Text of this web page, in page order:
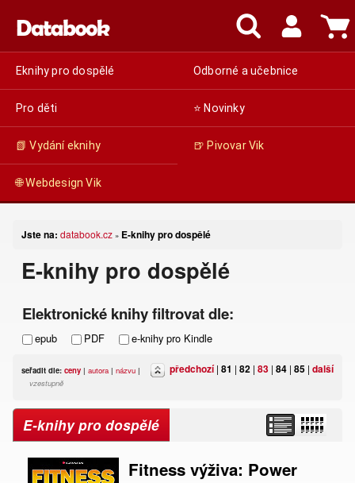
Eknihy pro dospělé Odborné a učebnice
Pro děti ⭐ Novinky
📗 Vydání eknihy 🍺 Pivovar Vik
🌐 Webdesign Vik
Jste na: databook.cz » E-knihy pro dospělé
E-knihy pro dospělé
Elektronické knihy filtrovat dle:
epub PDF e-knihy pro Kindle
předchozí| 81 | 82 | 83 | 84 | 85 | další
seřadit dle: ceny | autora | názvu |
vzestupně
E-knihy pro dospělé
Fitness výživa: Power